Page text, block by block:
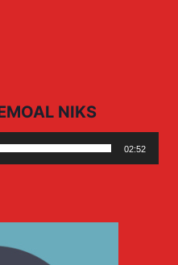
NIKS
02:52